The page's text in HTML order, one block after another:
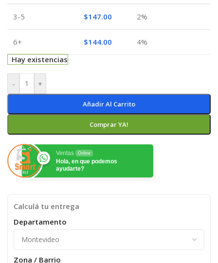
3-5 $147.00 2%
6+ $144.00
4%
Hay existencias
- +
Añadir Al Carrito
Comprar YA!
Ventas Online
Hola, en que podemos
ayudarte?
Calculá tu entrega
Departamento
Zona / Barrio